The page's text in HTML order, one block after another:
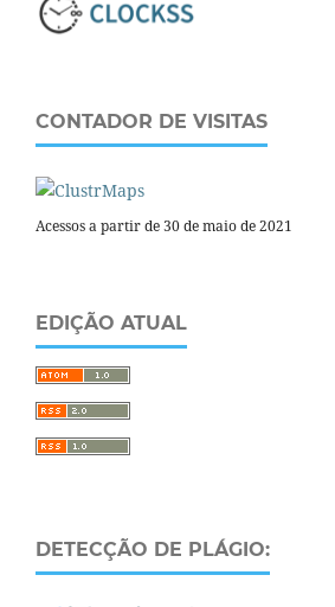
CONTADOR DE VISITAS
Acessos a partir de 30 de maio de 2021
EDIÇÃO ATUAL
DETECÇÃO DE PLÁGIO: